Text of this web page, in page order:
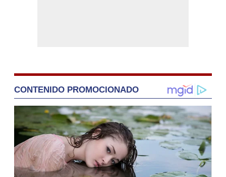
CONTENIDO PROMOCIONADO